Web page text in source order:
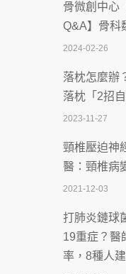
沒菸酒也瀕
慣」逆轉腎
2026-07-08
體溫飆破41
致死率達8成
2026-07-07
深耕萬華55
智慧 醫療布
2026-07-06
【115年臺
一手刮」】
2026-07-02
骨微創中心
Q&A】骨科
2024-02-26
落枕怎麼辦
落枕「2招
2023-11-27
頸椎壓迫神
醫：頸椎病
2021-12-03
打肺炎鏈球
19重症？醫
率，8種人